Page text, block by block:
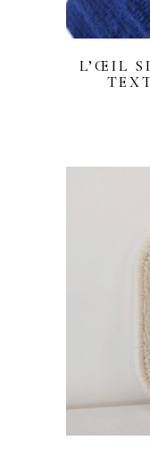
L’ŒIL